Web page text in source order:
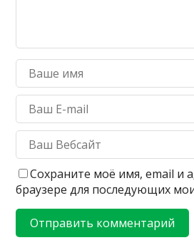
Сохраните моё имя, email и
браузере для последующих